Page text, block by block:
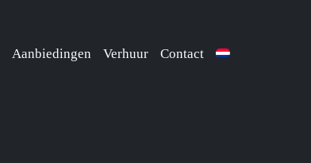
Aanbiedingen Verhuur Contact